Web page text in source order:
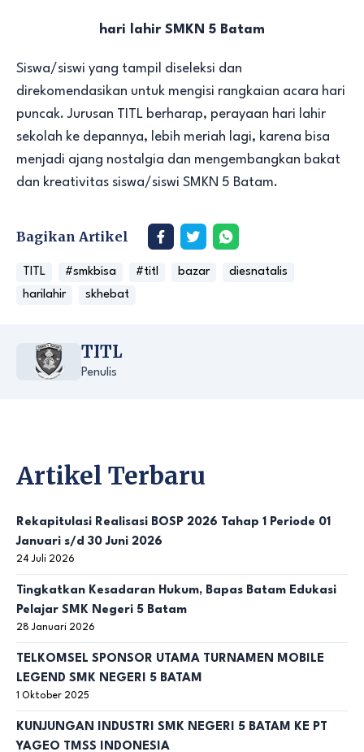
hari lahir SMKN 5 Batam
Siswa/siswi yang tampil diseleksi dan
direkomendasikan untuk mengisi rangkaian acara hari
puncak. Jurusan TITL berharap, perayaan hari lahir
sekolah ke depannya, lebih meriah lagi, karena bisa
menjadi ajang nostalgia dan mengembangkan bakat
dan kreativitas siswa/siswi SMKN 5 Batam.
Bagikan Artikel
TITL #smkbisa #titl bazar
diesnatalis
harilahir
skhebat
TITL
Penulis
Artikel Terbaru
Rekapitulasi Realisasi BOSP 2026 Tahap 1 Periode 01
Januari s/d 30 Juni 2026
24 Juli 2026
Tingkatkan Kesadaran Hukum, Bapas Batam Edukasi
Pelajar SMK Negeri 5 Batam
28 Januari 2026
TELKOMSEL SPONSOR UTAMA TURNAMEN MOBILE
LEGEND SMK NEGERI 5 BATAM
1 Oktober 2025
KUNJUNGAN INDUSTRI SMK NEGERI 5 BATAM KE PT
YAGEO TMSS INDONESIA